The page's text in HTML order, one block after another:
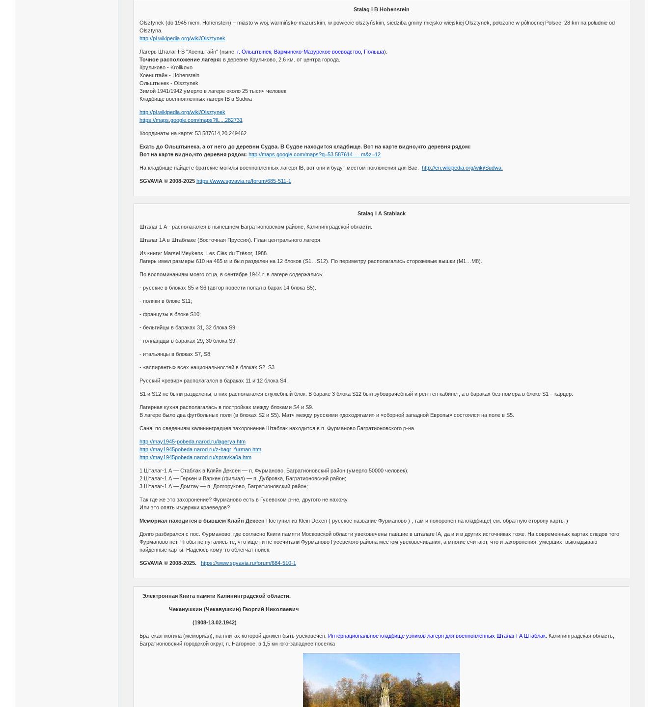
Stalag I B Hohenstein
Olsztynek (do 1945 niem. Hohenstein) – miasto w woj. warmińsko-mazurskim, w powiecie olsztyńskim, siedziba gminy miejsko-wiejskiej Olsztynek, położone w północnej Polsce, 28 km na południe od
Olsztyna.
http://pl.wikipedia.org/wiki/Olsztynek
Лагерь Шталаг I-B "Хоенштайн" (ныне: г. Ольштынек, Варминско-Мазурское воеводство, Польша).
Точное расположение лагеря: в деревне Круликово, 2,6 км. от центра города.
Круликово - Krolikovo
Хоенштайн - Hohenstein
Ольштынек - Olsztynek
Зимой 1941/1942 умерло в лагере около 25 тысяч человек
Кладбище военнопленных лагеря IB в Sudwa
http://pl.wikipedia.org/wiki/Olsztynek
https://maps.google.com/maps?ll.....282731
Координаты на карте: 53.587614,20.249462
Ехать до Ольштынека, а от него до деревни Судва. В Судве находится кладбище. Вот на карте видно,что деревня рядом:
Вот на карте видно,что деревня рядом: http://maps.google.com/maps?q=53.587614 … m&z=12
На кладбище найдете братские могилы военнопленных лагеря IB, вот они и будут местом поклонения для Вас. http://en.wikipedia.org/wiki/Sudwa.
SGVAVIA © 2008-2025 https://www.sgvavia.ru/forum/685-511-1
Stalag I A Stablack
Шталаг 1 А - располагался в нынешнем Багратионовском районе, Калининградской области.
Шталаг 1А в Штаблаке (Восточная Пруссия). План центрального лагеря.
Из книги: Marsel Meykens, Les Clés du Trésor, 1988.
Лагерь имел размеры 610 на 465 м и был разделен на 12 блоков (S1…S12). По периметру располагались сторожевые вышки (М1…М8).
По воспоминаниям моего отца, в сентябре 1944 г. в лагере содержались:
- русские в блоках S5 и S6 (автор повести попал в барак 14 блока S5).
- поляки в блоке S11;
- французы в блоке S10;
- бельгийцы в бараках 31, 32 блока S9;
- голландцы в бараках 29, 30 блока S9;
- итальянцы в блоках S7, S8;
- «аспиранты» всех национальностей в блоках S2, S3.
Русский «ревир» располагался в бараках 11 и 12 блока S4.
S1 и S12 не были разделены, в них располагался служебный блок. В бараке 3 блока S12 был зубоврачебный и рентген кабинет, а в бараках без номера в блоке S1 – карцер.
Лагерная кухня располагалась в постройках между блоками S4 и S9.
В лагере было два футбольных поля (в блоках S2 и S5). Матч между русскими «доходягами» и «сборной западной Европы» состоялся на поле в S5.
Саня, по сведениям калининградцев захоронение Штаблак находится в п. Фурманово Багратионовского р-на.
http://may1945-pobeda.narod.ru/lagerya.htm
http://may1945pobeda.narod.ru/z-bagr_furman.htm
http://may1945pobeda.narod.ru/spravka0a.htm
1 Шталаг-1 А — Стаблак в Кляйн Дексен — п. Фурманово, Багратионовский район (умерло 50000 человек);
2 Шталаг-1 А — Геркен и Варкен (филиал) — п. Дубровка, Багратионовский район;
3 Шталаг-1 А — Домтау — п. Долгоруково, Багратионовский район;
Так где же это захоронение? Фурманово есть в Гусевском р-не, другого не нахожу.
Или это опять издержки краеведов?
Мемориал находится в бывшем Клайн Дексен Поступил из Klein Dexen ( русское название Фурманово ) , там и похоронен на кладбище( см. обратную сторону карты )
Долго разбирался с пос. Фурманово, где согласно Книги памяти Московской области увековечены павшие в шталаге IA, да и и в других источниках тоже. На современных картах следов того
Фурманово нет. Чтобы не путались те, что ищет и не посчитали Фурманово Гусевского района местом увековечивания, а многие считают, что и захоронения, умерших, выкладываю
найденные карты. Надеюсь кому-то облегчат поиск.
SGVAVIA © 2008-2025. https://www.sgvavia.ru/forum/684-510-1
Электронная Книга памяти Калининградской области.
Чеканушкин (Чекавушкин) Георгий Николаевич
(1908-13.02.1942)
Братская могила (мемориал), на плитах которой должен быть увековечен: Интернациональное кладбище узников лагеря для военнопленных Шталаг I А Штаблак. Калининградская область,
Багратионовский городской округ, п. Нагорное, в 1,5 км юго-западнее поселка